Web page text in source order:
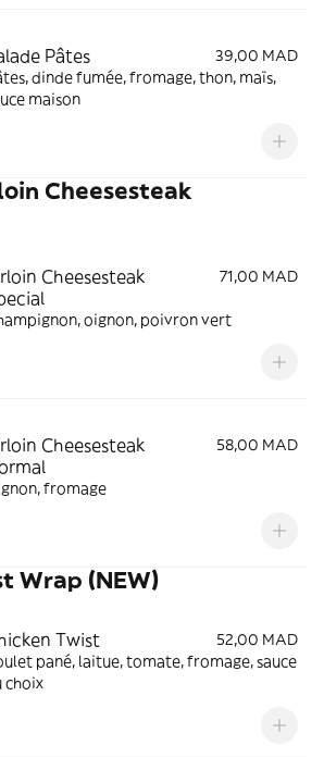
Pâtes
39,00 MAD
dinde fumée, fromage, thon, maïs,
maison
Cheesesteak
Cheesesteak
71,00 MAD
oignon, poivron vert
Cheesesteak
58,00 MAD
fromage
Wrap (NEW)
Twist
52,00 MAD
pané, laitue, tomate, fromage, sauce
choix